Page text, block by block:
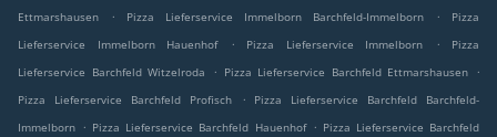
Ettmarshausen
. Pizza Lieferservice Immelborn Barchfeld-Immelborn .
Pizza
Lieferservice Immelborn Hauenhof
. Pizza Lieferservice Immelborn .
Pizza
Lieferservice Barchfeld Witzelroda
. Pizza Lieferservice Barchfeld Ettmarshausen
.
Pizza Lieferservice Barchfeld Profisch
.
Pizza Lieferservice Barchfeld Barchfeld-
Immelborn . Pizza Lieferservice Barchfeld Hauenhof . Pizza Lieferservice Barchfeld